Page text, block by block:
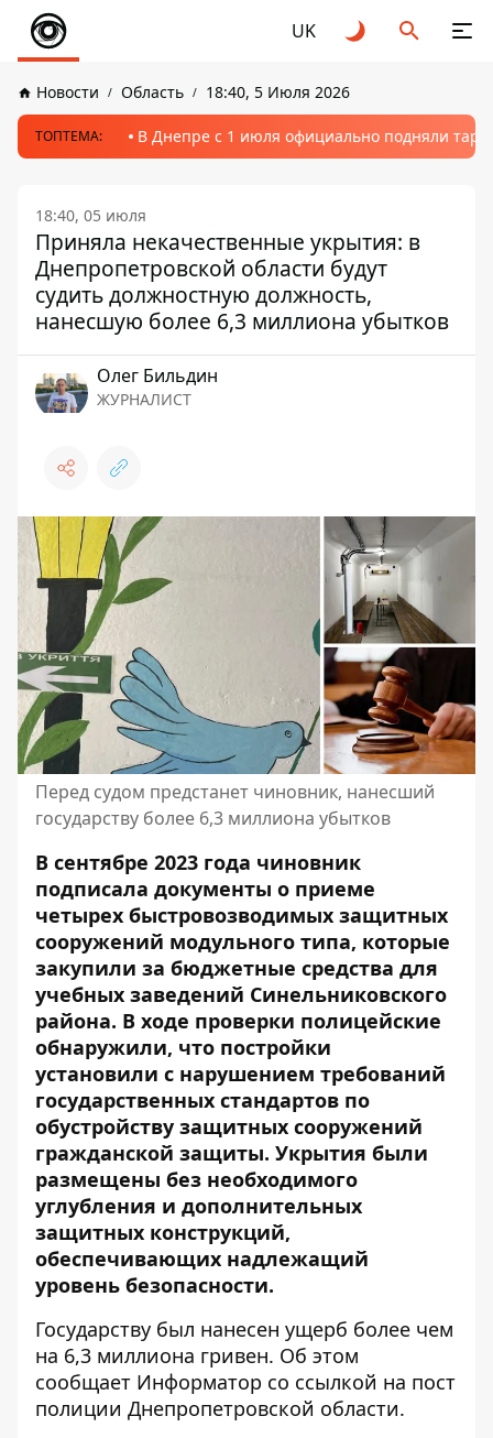
UK
Новости Область 18:40, 5 Июля 2026
ТОПТЕМА: В Днепре с 1 июля официально подняли
18:40, 05 июля
Приняла некачественные укрытия: в
Днепропетровской области будут
судить должностную должность,
нанесшую более 6,3 миллиона убытков
Олег Бильдин
ЖУРНАЛИСТ
Перед судом предстанет чиновник, нанесший
государству более 6,3 миллиона убытков
В сентябре 2023 года чиновник
подписала документы о приеме
четырех быстровозводимых защитных
сооружений модульного типа, которые
закупили за бюджетные средства для
учебных заведений Синельниковского
района. В ходе проверки полицейские
обнаружили, что постройки
установили с нарушением требований
государственных стандартов по
обустройству защитных сооружений
гражданской защиты. Укрытия были
размещены без необходимого
углубления и дополнительных
защитных конструкций,
обеспечивающих надлежащий
уровень безопасности.
Государству был нанесен ущерб более чем
на 6,3 миллиона гривен. Об этом
сообщает Информатор со ссылкой на пост
полиции Днепропетровской области.